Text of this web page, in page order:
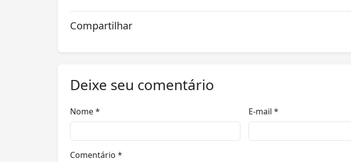
Compartilhar
Deixe seu comentário
Nome * E-mail *
Comentário *